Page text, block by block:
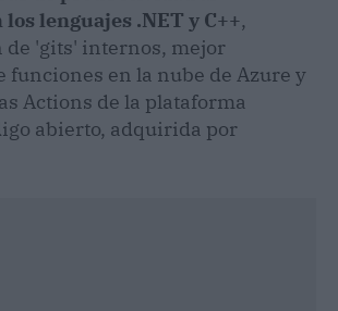
lenguajes .NET y C++,
'gits' internos, mejor
funciones en la nube de Azure y
Actions de la plataforma
abierto, adquirida por